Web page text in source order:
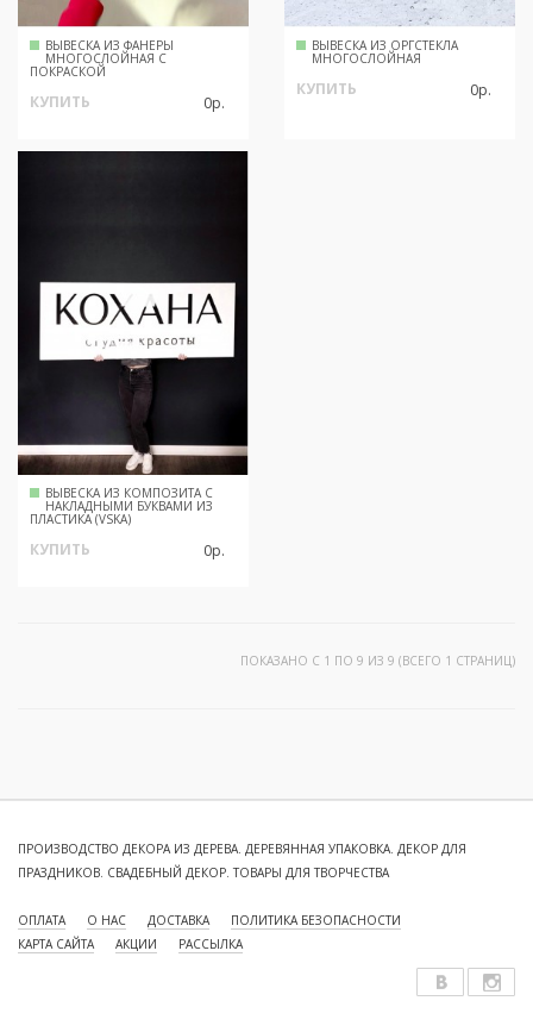
ВЫВЕСКА ИЗ ФАНЕРЫ
МНОГОСЛОЙНАЯ С
ПОКРАСКОЙ
КУПИТЬ 0р.
ВЫВЕСКА ИЗ ОРГСТЕКЛА
МНОГОСЛОЙНАЯ
КУПИТЬ 0р.
ВЫВЕСКА ИЗ КОМПОЗИТА С
НАКЛАДНЫМИ БУКВАМИ ИЗ
ПЛАСТИКА (VSKA)
КУПИТЬ 0р.
ПОКАЗАНО С 1 ПО 9 ИЗ 9 (ВСЕГО 1 СТРАНИЦ)
ПРОИЗВОДСТВО ДЕКОРА ИЗ ДЕРЕВА. ДЕРЕВЯННАЯ УПАКОВКА. ДЕКОР ДЛЯ
ПРАЗДНИКОВ. СВАДЕБНЫЙ ДЕКОР. ТОВАРЫ ДЛЯ ТВОРЧЕСТВА
ОПЛАТА О НАС ДОСТАВКА
ПОЛИТИКА БЕЗОПАСНОСТИ
КАРТА САЙТА
АКЦИИ РАССЫЛКА